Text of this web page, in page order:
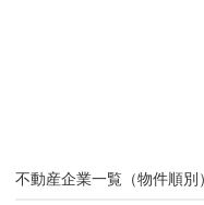
不動産企業一覧（物件順別）